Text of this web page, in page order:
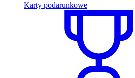
Karty podarunkowe